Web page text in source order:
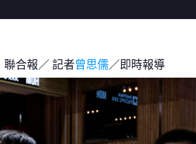
主打專題三重女子籃球聯
月
CBC中壢籃球聯
聯合報／ 記者曾思儒／即時報導